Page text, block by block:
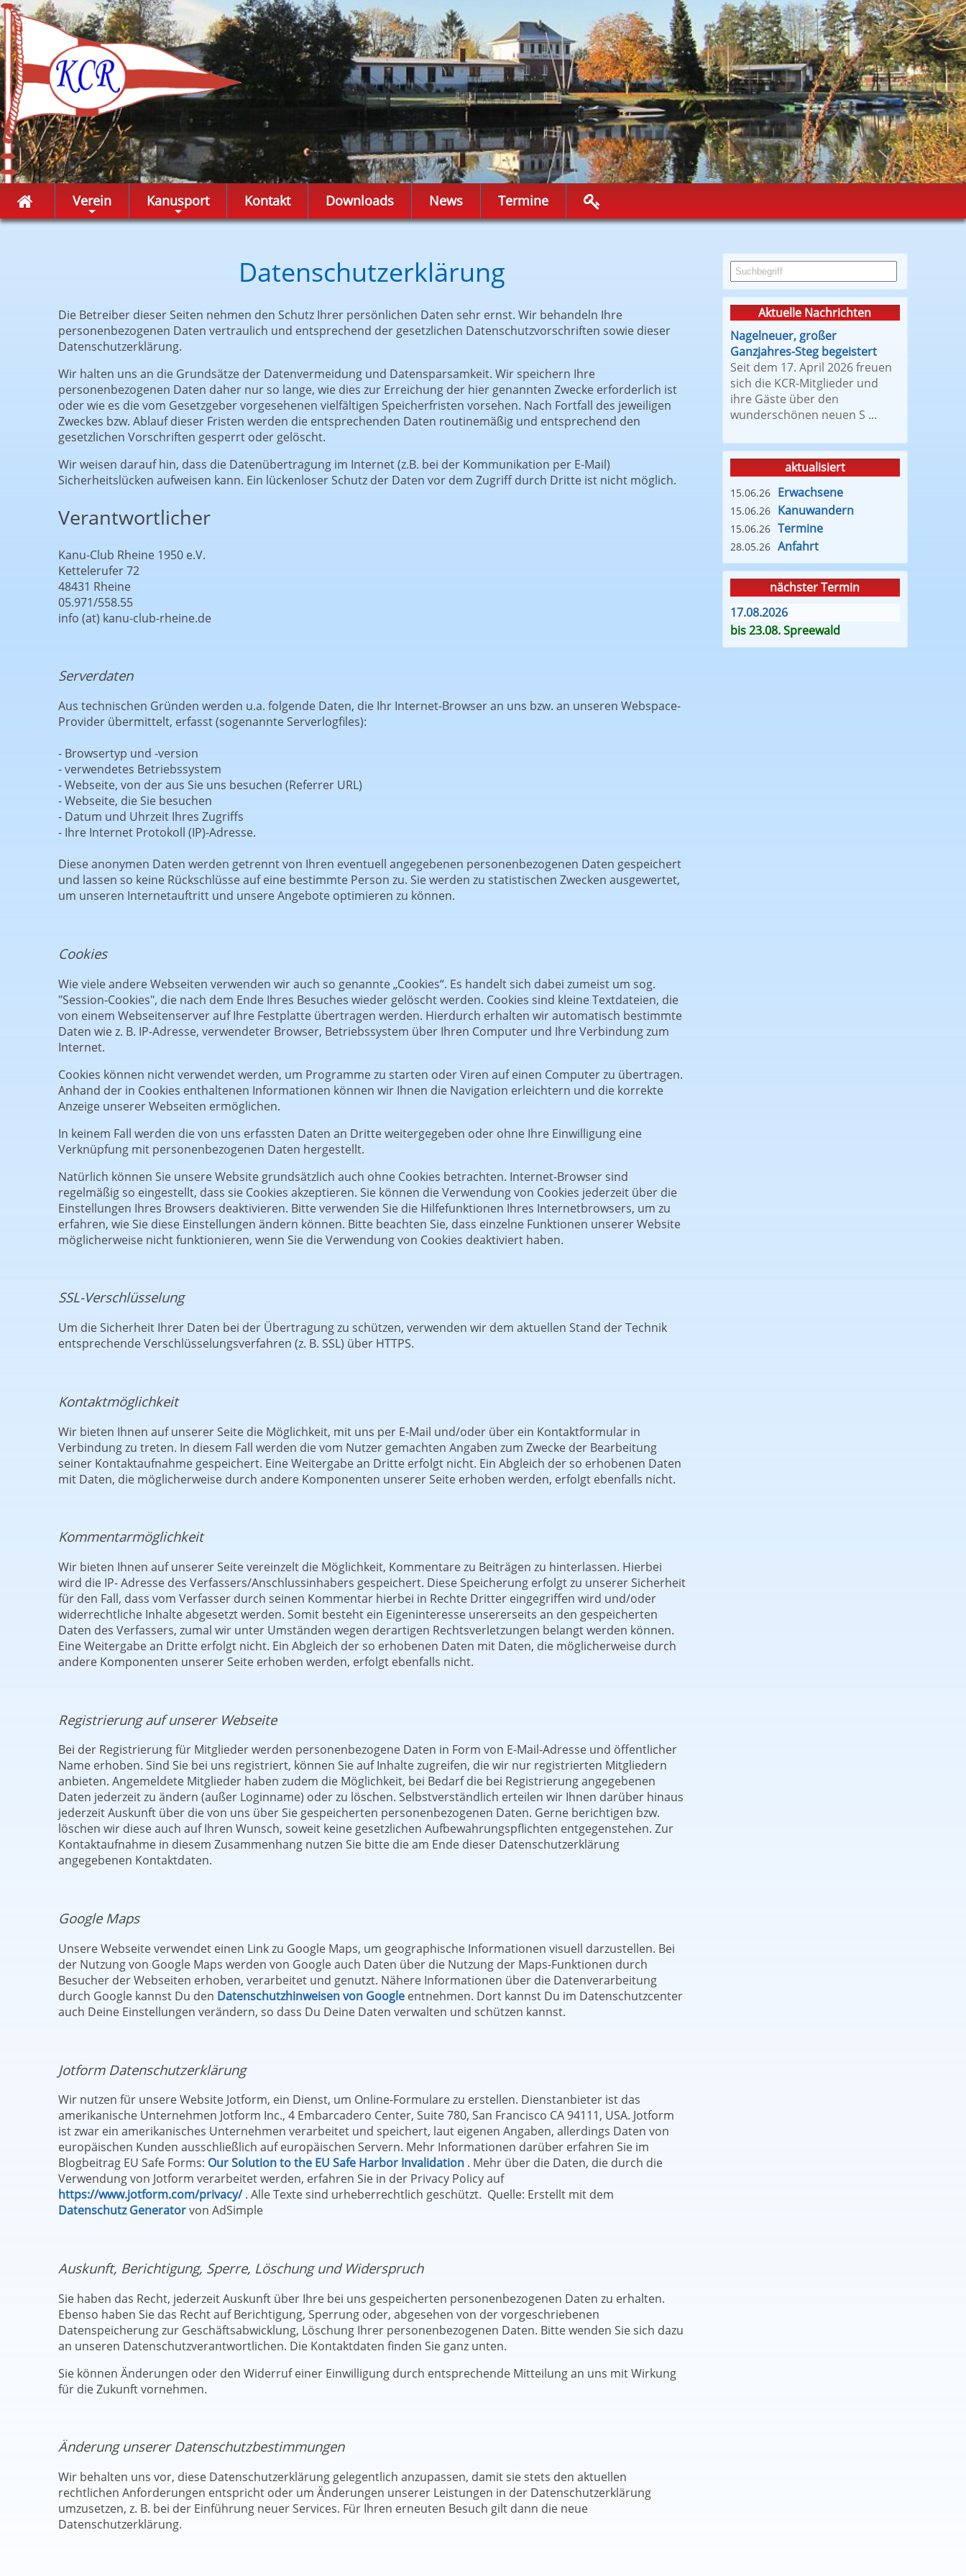
+
Verein
+
Kanusport Kontakt Downloads News Termine
Datenschutzerklärung
Die Betreiber dieser Seiten nehmen den Schutz Ihrer persönlichen Daten sehr ernst. Wir behandeln Ihre
personenbezogenen Daten vertraulich und entsprechend der gesetzlichen Datenschutzvorschriften sowie dieser
Datenschutzerklärung.
Wir halten uns an die Grundsätze der Datenvermeidung und Datensparsamkeit. Wir speichern Ihre
personenbezogenen Daten daher nur so lange, wie dies zur Erreichung der hier genannten Zwecke erforderlich ist
oder wie es die vom Gesetzgeber vorgesehenen vielfältigen Speicherfristen vorsehen. Nach Fortfall des jeweiligen
Zweckes bzw. Ablauf dieser Fristen werden die entsprechenden Daten routinemäßig und entsprechend den
gesetzlichen Vorschriften gesperrt oder gelöscht.
Wir weisen darauf hin, dass die Datenübertragung im Internet (z.B. bei der Kommunikation per E-Mail)
Sicherheitslücken aufweisen kann. Ein lückenloser Schutz der Daten vor dem Zugriff durch Dritte ist nicht möglich.
Verantwortlicher
Kanu-Club Rheine 1950 e.V.
Kettelerufer 72
48431 Rheine
05.971/558.55
info (at) kanu-club-rheine.de
Serverdaten
Aus technischen Gründen werden u.a. folgende Daten, die Ihr Internet-Browser an uns bzw. an unseren Webspace-
Provider übermittelt, erfasst (sogenannte Serverlogfiles):
- Browsertyp und -version
- verwendetes Betriebssystem
- Webseite, von der aus Sie uns besuchen (Referrer URL)
- Webseite, die Sie besuchen
- Datum und Uhrzeit Ihres Zugriffs
- Ihre Internet Protokoll (IP)-Adresse.
Diese anonymen Daten werden getrennt von Ihren eventuell angegebenen personenbezogenen Daten gespeichert
und lassen so keine Rückschlüsse auf eine bestimmte Person zu. Sie werden zu statistischen Zwecken ausgewertet,
um unseren Internetauftritt und unsere Angebote optimieren zu können.
Cookies
Wie viele andere Webseiten verwenden wir auch so genannte „Cookies“. Es handelt sich dabei zumeist um sog.
"Session-Cookies", die nach dem Ende Ihres Besuches wieder gelöscht werden. Cookies sind kleine Textdateien, die
von einem Webseitenserver auf Ihre Festplatte übertragen werden. Hierdurch erhalten wir automatisch bestimmte
Daten wie z. B. IP-Adresse, verwendeter Browser, Betriebssystem über Ihren Computer und Ihre Verbindung zum
Internet.
Cookies können nicht verwendet werden, um Programme zu starten oder Viren auf einen Computer zu übertragen.
Anhand der in Cookies enthaltenen Informationen können wir Ihnen die Navigation erleichtern und die korrekte
Anzeige unserer Webseiten ermöglichen.
In keinem Fall werden die von uns erfassten Daten an Dritte weitergegeben oder ohne Ihre Einwilligung eine
Verknüpfung mit personenbezogenen Daten hergestellt.
Natürlich können Sie unsere Website grundsätzlich auch ohne Cookies betrachten. Internet-Browser sind
regelmäßig so eingestellt, dass sie Cookies akzeptieren. Sie können die Verwendung von Cookies jederzeit über die
Einstellungen Ihres Browsers deaktivieren. Bitte verwenden Sie die Hilfefunktionen Ihres Internetbrowsers, um zu
erfahren, wie Sie diese Einstellungen ändern können. Bitte beachten Sie, dass einzelne Funktionen unserer Website
möglicherweise nicht funktionieren, wenn Sie die Verwendung von Cookies deaktiviert haben.
SSL-Verschlüsselung
Um die Sicherheit Ihrer Daten bei der Übertragung zu schützen, verwenden wir dem aktuellen Stand der Technik
entsprechende Verschlüsselungsverfahren (z. B. SSL) über HTTPS.
Kontaktmöglichkeit
Wir bieten Ihnen auf unserer Seite die Möglichkeit, mit uns per E-Mail und/oder über ein Kontaktformular in
Verbindung zu treten. In diesem Fall werden die vom Nutzer gemachten Angaben zum Zwecke der Bearbeitung
seiner Kontaktaufnahme gespeichert. Eine Weitergabe an Dritte erfolgt nicht. Ein Abgleich der so erhobenen Daten
mit Daten, die möglicherweise durch andere Komponenten unserer Seite erhoben werden, erfolgt ebenfalls nicht.
Kommentarmöglichkeit
Wir bieten Ihnen auf unserer Seite vereinzelt die Möglichkeit, Kommentare zu Beiträgen zu hinterlassen. Hierbei
wird die IP- Adresse des Verfassers/Anschlussinhabers gespeichert. Diese Speicherung erfolgt zu unserer Sicherheit
für den Fall, dass vom Verfasser durch seinen Kommentar hierbei in Rechte Dritter eingegriffen wird und/oder
widerrechtliche Inhalte abgesetzt werden. Somit besteht ein Eigeninteresse unsererseits an den gespeicherten
Daten des Verfassers, zumal wir unter Umständen wegen derartigen Rechtsverletzungen belangt werden können.
Eine Weitergabe an Dritte erfolgt nicht. Ein Abgleich der so erhobenen Daten mit Daten, die möglicherweise durch
andere Komponenten unserer Seite erhoben werden, erfolgt ebenfalls nicht.
Registrierung auf unserer Webseite
Bei der Registrierung für Mitglieder werden personenbezogene Daten in Form von E-Mail-Adresse und öffentlicher
Name erhoben. Sind Sie bei uns registriert, können Sie auf Inhalte zugreifen, die wir nur registrierten Mitgliedern
anbieten. Angemeldete Mitglieder haben zudem die Möglichkeit, bei Bedarf die bei Registrierung angegebenen
Daten jederzeit zu ändern (außer Loginname) oder zu löschen. Selbstverständlich erteilen wir Ihnen darüber hinaus
jederzeit Auskunft über die von uns über Sie gespeicherten personenbezogenen Daten. Gerne berichtigen bzw.
löschen wir diese auch auf Ihren Wunsch, soweit keine gesetzlichen Aufbewahrungspflichten entgegenstehen. Zur
Kontaktaufnahme in diesem Zusammenhang nutzen Sie bitte die am Ende dieser Datenschutzerklärung
angegebenen Kontaktdaten.
Google Maps
Unsere Webseite verwendet einen Link zu Google Maps, um geographische Informationen visuell darzustellen. Bei
der Nutzung von Google Maps werden von Google auch Daten über die Nutzung der Maps-Funktionen durch
Besucher der Webseiten erhoben, verarbeitet und genutzt. Nähere Informationen über die Datenverarbeitung
durch Google kannst Du den Datenschutzhinweisen von Googleentnehmen. Dort kannst Du im Datenschutzcenter
auch Deine Einstellungen verändern, so dass Du Deine Daten verwalten und schützen kannst.
Jotform Datenschutzerklärung
Wir nutzen für unsere Website Jotform, ein Dienst, um Online-Formulare zu erstellen. Dienstanbieter ist das
amerikanische Unternehmen Jotform Inc., 4 Embarcadero Center, Suite 780, San Francisco CA 94111, USA. Jotform
ist zwar ein amerikanisches Unternehmen verarbeitet und speichert, laut eigenen Angaben, allerdings Daten von
europäischen Kunden ausschließlich auf europäischen Servern. Mehr Informationen darüber erfahren Sie im
Blogbeitrag EU Safe Forms: Our Solution to the EU Safe Harbor Invalidation. Mehr über die Daten, die durch die
Verwendung von Jotform verarbeitet werden, erfahren Sie in der Privacy Policy auf
https://www.jotform.com/privacy/. Alle Texte sind urheberrechtlich geschützt. Quelle: Erstellt mit dem
Datenschutz Generatorvon AdSimple
Auskunft, Berichtigung, Sperre, Löschung und Widerspruch
Sie haben das Recht, jederzeit Auskunft über Ihre bei uns gespeicherten personenbezogenen Daten zu erhalten.
Ebenso haben Sie das Recht auf Berichtigung, Sperrung oder, abgesehen von der vorgeschriebenen
Datenspeicherung zur Geschäftsabwicklung, Löschung Ihrer personenbezogenen Daten. Bitte wenden Sie sich dazu
an unseren Datenschutzverantwortlichen. Die Kontaktdaten finden Sie ganz unten.
Sie können Änderungen oder den Widerruf einer Einwilligung durch entsprechende Mitteilung an uns mit Wirkung
für die Zukunft vornehmen.
Änderung unserer Datenschutzbestimmungen
Wir behalten uns vor, diese Datenschutzerklärung gelegentlich anzupassen, damit sie stets den aktuellen
rechtlichen Anforderungen entspricht oder um Änderungen unserer Leistungen in der Datenschutzerklärung
umzusetzen, z. B. bei der Einführung neuer Services. Für Ihren erneuten Besuch gilt dann die neue
Datenschutzerklärung.
Aktuelle Nachrichten
Nagelneuer, großer
Ganzjahres-Steg begeistert
Seit dem 17. April 2026 freuen
sich die KCR-Mitglieder und
ihre Gäste über den
wunderschönen neuen S ...
aktualisiert
15.06.26 Erwachsene
15.06.26 Kanuwandern
15.06.26 Termine
28.05.26 Anfahrt
nächster Termin
17.08.2026
bis 23.08. Spreewald